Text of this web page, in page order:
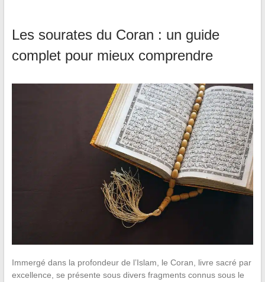
Les sourates du Coran : un guide
complet pour mieux comprendre
Immergé dans la profondeur de l’Islam, le Coran, livre sacré par
excellence, se présente sous divers fragments connus sous le